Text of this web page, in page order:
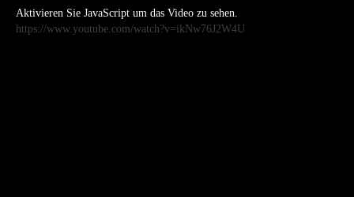
Aktivieren Sie JavaScript um das Video zu sehen.
https://www.youtube.com/watch?v=ikNw76J2W4U